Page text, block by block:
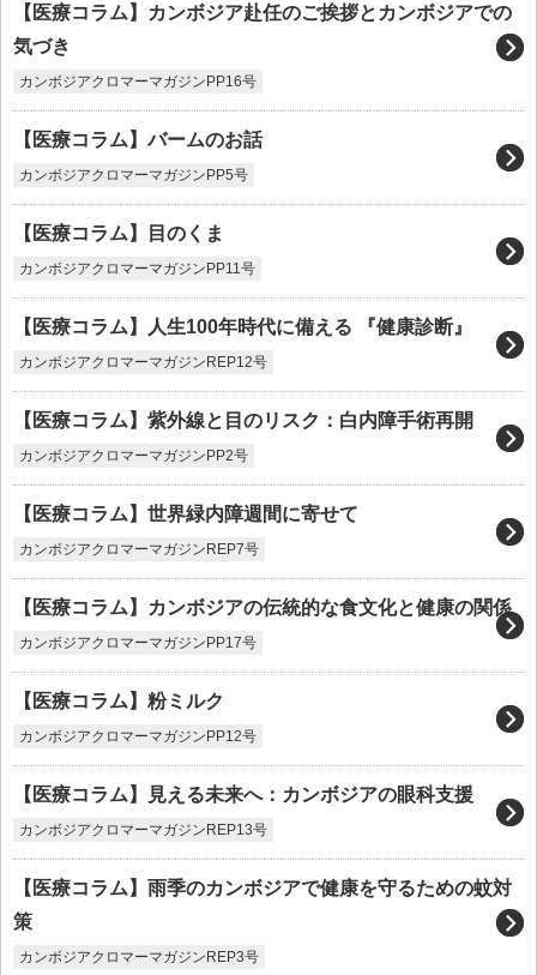
【医療コラム】カンボジア赴任のご挨拶とカンボジアでの
気づき
カンボジアクロマーマガジンPP16号
【医療コラム】バームのお話
カンボジアクロマーマガジンPP5号
【医療コラム】目のくま
カンボジアクロマーマガジンPP11号
【医療コラム】人生100年時代に備える 『健康診断』
カンボジアクロマーマガジンREP12号
【医療コラム】紫外線と目のリスク：白内障手術再開
カンボジアクロマーマガジンPP2号
【医療コラム】世界緑内障週間に寄せて
カンボジアクロマーマガジンREP7号
【医療コラム】カンボジアの伝統的な食文化と健康の関係
カンボジアクロマーマガジンPP17号
【医療コラム】粉ミルク
カンボジアクロマーマガジンPP12号
【医療コラム】見える未来へ：カンボジアの眼科支援
カンボジアクロマーマガジンREP13号
【医療コラム】雨季のカンボジアで健康を守るための蚊対
策
カンボジアクロマーマガジンREP3号